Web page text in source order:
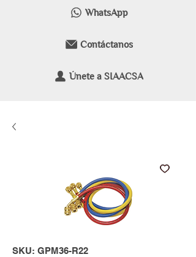
WhatsApp
Contáctanos
Únete a SIAACSA
SKU: GPM36-R22